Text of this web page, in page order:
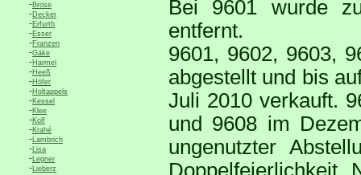
-Brose
-Decker
-Erfurth
-Esser
-Franzen
-Gäke
-Harmel
-Heeß
-Höfer
-Holtappels
-Kessel
-Klee
-Kolf
-Krahé
-Lambrich
-Lisa
-Legner
-Lieberz
Bei 9601 wurde
entfernt.
9601, 9602, 9603,
abgestellt und bis
Juli 2010 verkauft.
und 9608 im
ungenutzter
Doppelfeierlichkeit